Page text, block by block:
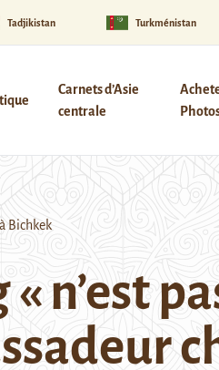
Tadjikistan Turkménistan
Carnets d’Asie
centrale
Bichkek
n’est